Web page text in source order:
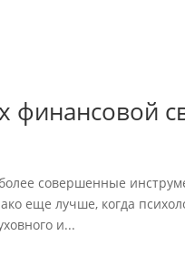
финансовой
совершенные
еще лучше, когда
и...